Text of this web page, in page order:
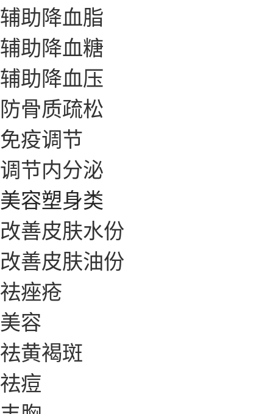
辅助降血脂
辅助降血糖
辅助降血压
防骨质疏松
免疫调节
调节内分泌
美容塑身类
改善皮肤水份
改善皮肤油份
祛痤疮
美容
祛黄褐斑
祛痘